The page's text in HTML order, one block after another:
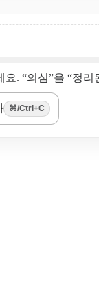
. “의심”을 “정
⌘/Ctrl+C